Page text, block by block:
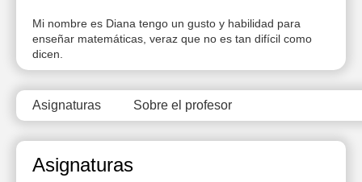
Mi nombre es Diana tengo un gusto y habilidad para
enseñar matemáticas, veraz que no es tan difícil como
dicen.
Asignaturas Sobre el profesor
Asignaturas
13:00
13:30
14:30
15:00
15:30
13:00
14:30
15:00
15:30